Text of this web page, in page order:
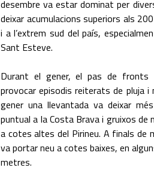
desembre va estar dominat per
deixar acumulacions superiors als
i a l’extrem sud del país,
Sant Esteve.
Durant el gener, el pas de fronts
provocar episodis reiterats de pluja
gener una llevantada va deixar
puntual a la Costa Brava i gruixos de
a cotes altes del Pirineu. A finals de
va portar neu a cotes baixes, en
metres.